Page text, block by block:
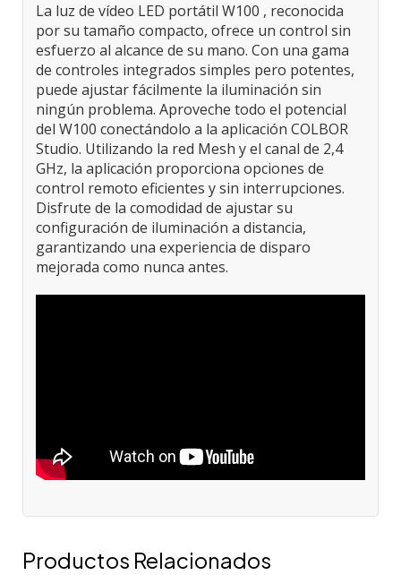
La luz de vídeo LED portátil W100 , reconocida
por su tamaño compacto, ofrece un control sin
esfuerzo al alcance de su mano. Con una gama
de controles integrados simples pero potentes,
puede ajustar fácilmente la iluminación sin
ningún problema. Aproveche todo el potencial
del W100 conectándolo a la aplicación COLBOR
Studio. Utilizando la red Mesh y el canal de 2,4
GHz, la aplicación proporciona opciones de
control remoto eficientes y sin interrupciones.
Disfrute de la comodidad de ajustar su
configuración de iluminación a distancia,
garantizando una experiencia de disparo
mejorada como nunca antes.
Productos Relacionados